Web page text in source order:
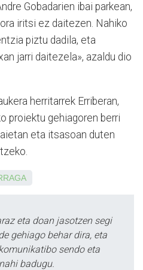
Gobadarien ibai parkean,
iritsi ez daitezen. Nahiko
piztu dadila, eta
jarri daitezela», azaldu dio
herritarrek Erriberan,
proiektu gehiagoren berri
eta itsasoan duten
eta doan jasotzen segi
gehiago behar dira, eta
sendo eta
badugu.